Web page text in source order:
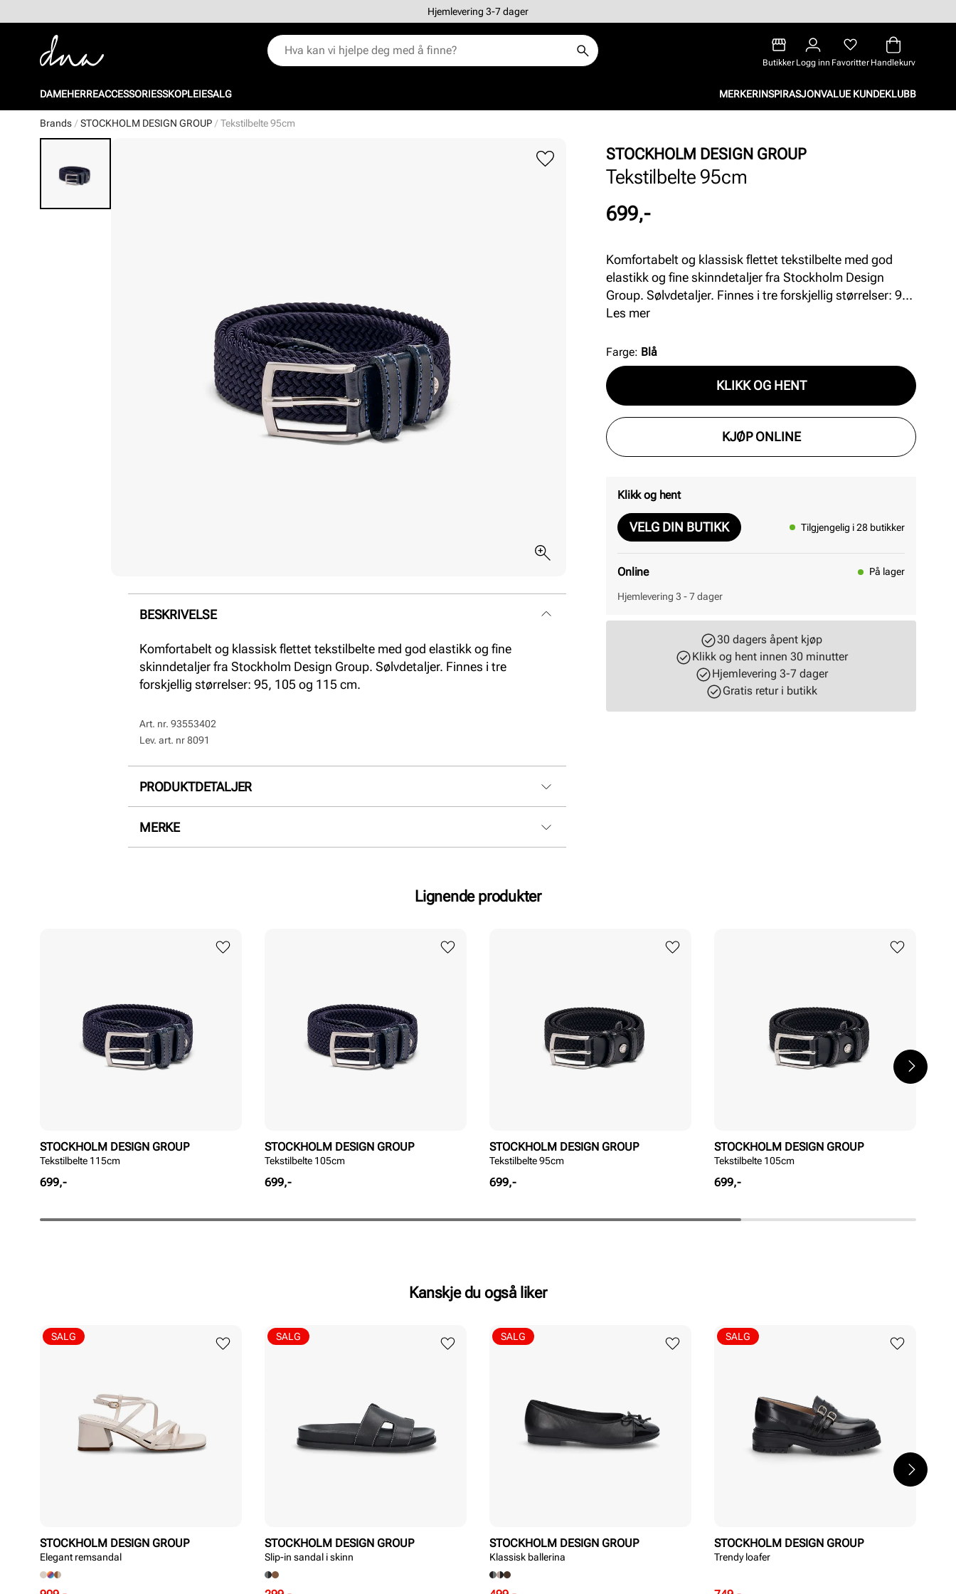
Hjemlevering 3-7 dager
Butikker Logg inn Favoritter Handlekurv
DAMEHERREACCESSORIESSKOPLEIESALG MERKERINSPIRASJONVALUE KUNDEKLUBB
Brands STOCKHOLM DESIGN GROUP Tekstilbelte 95cm
BESKRIVELSE
Komfortabelt og klassisk flettet tekstilbelte med god elastikk og fine
skinndetaljer fra Stockholm Design Group. Sølvdetaljer. Finnes i tre
forskjellig størrelser: 95, 105 og 115 cm.
Art. nr. 93553402
Lev. art. nr8091
PRODUKTDETALJER
Overdel:
MERKE
STOCKHOLM DESIGN GROUP
Tekstilbelte 95cm
Pris
699,-
Komfortabelt og klassisk flettet tekstilbelte med god
elastikk og fine skinndetaljer fra Stockholm Design
Group. Sølvdetaljer. Finnes i tre forskjellig størrelser: 95,
105 og 115 cm.
Les mer
Farge: Blå
KLIKK OG HENT
KJØP ONLINE
Klikk og hent
VELG DIN BUTIKK Tilgjengelig i 28 butikker
Online På lager
Hjemlevering 3 - 7 dager
30 dagers åpent kjøp
Klikk og hent innen 30 minutter
Hjemlevering 3-7 dager
Gratis retur i butikk
Lignende produkter
STOCKHOLM DESIGN GROUP
Tekstilbelte 115cm
Pris
699,-
STOCKHOLM DESIGN GROUP
Tekstilbelte 105cm
Pris
699,-
STOCKHOLM DESIGN GROUP
Tekstilbelte 95cm
Pris
699,-
STOCKHOLM DESIGN GROUP
Tekstilbelte 105cm
Pris
699,-
Kanskje du også liker
STOCKHOLM DESIGN GROUP
Elegant remsandal
SALG
STOCKHOLM DESIGN GROUP
Slip-in sandal i skinn
SALG
STOCKHOLM DESIGN GROUP
Klassisk ballerina
SALG
STOCKHOLM DESIGN GROUP
Trendy loafer
SALG